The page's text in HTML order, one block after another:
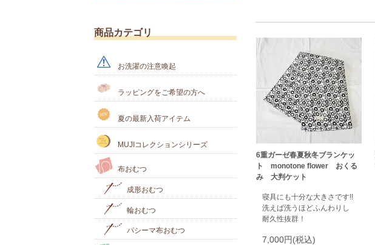
6重ガーゼ春夏秋冬ブランケッ
ト monotone flower おくる
み 大判ケット
寝具にも十分な大きさです!!
洗えば洗うほどふんわりし
耐久性抜群！
7,000円(税込)
商品カテゴリ
お洗濯の注意喚起
ラッピングをご希望の方へ
夏の最新入荷アイテム
MUJIコレクションシリーズ
布おむつ
成形おむつ
輪おむつ
パシーマ布おむつ